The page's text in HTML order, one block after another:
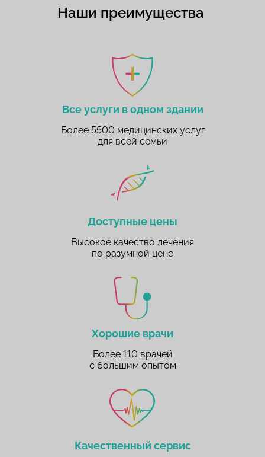
Наши преимущества
Все услуги в одном здании
Более 5500 медицинских услуг
для всей семьи
Доступные цены
Высокое качество лечения
по разумной цене
Хорошие врачи
Более 110 врачей
с большим опытом
Качественный сервис